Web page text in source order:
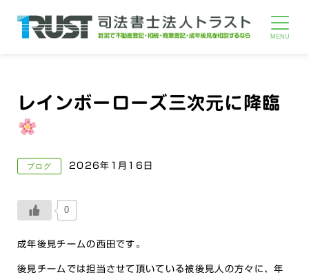
レインボーローズ三次元に降臨
ブログ 2026年1月16日
0
成年後見チームの西田です。
後見チームでは担当させて頂いている被後見人の方々に、年